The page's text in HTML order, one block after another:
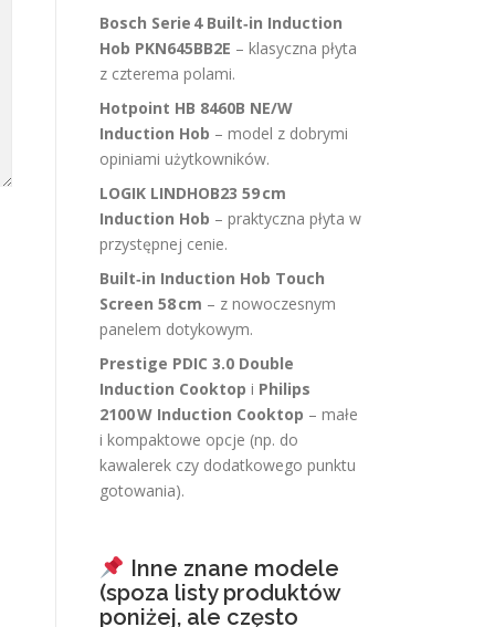
Bosch Serie 4 Built‑in Induction
Hob PKN645BB2E – klasyczna płyta
z czterema polami.
Hotpoint HB 8460B NE/W
Induction Hob – model z dobrymi
opiniami użytkowników.
LOGIK LINDHOB23 59 cm
Induction Hob – praktyczna płyta w
przystępnej cenie.
Built‑in Induction Hob Touch
Screen 58 cm – z nowoczesnym
panelem dotykowym.
Prestige PDIC 3.0 Double
Induction Cooktop i Philips
2100 W Induction Cooktop – małe
i kompaktowe opcje (np. do
kawalerek czy dodatkowego punktu
gotowania).
Inne znane modele
(spoza listy produktów
poniżej, ale często